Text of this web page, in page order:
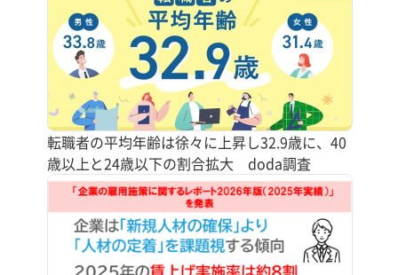
転職者の平均年齢は徐々に上昇し32.9歳に、40
歳以上と24歳以下の割合拡大 doda調査